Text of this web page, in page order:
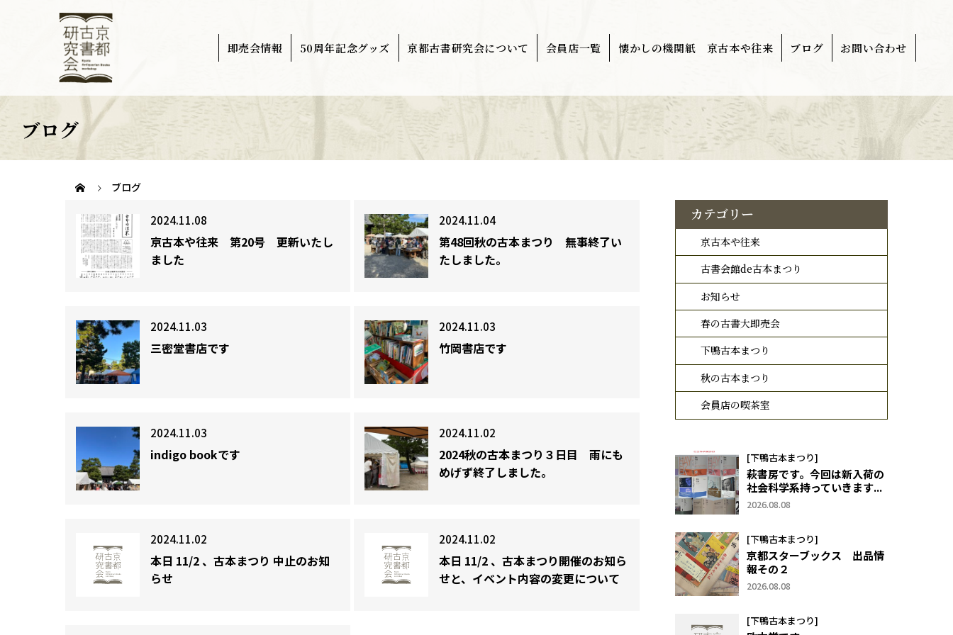
即売会情報 50周年記念グッズ 京都古書研究会について 会員店一覧 懐かしの機関紙 京古本や往来 ブログ お問い合わせ
ブログ
ブログ
2024.11.08
京古本や往来 第20号 更新いたし
ました
2024.11.04
第48回秋の古本まつり 無事終了い
たしました。
2024.11.03
三密堂書店です
2024.11.03
竹岡書店です
2024.11.03
indigo bookです
2024.11.02
2024秋の古本まつり３日目 雨にも
めげず終了しました。
2024.11.02
本日 11/2 、古本まつり 中止のお知
らせ
2024.11.02
本日 11/2 、古本まつり開催のお知ら
せと、イベント内容の変更について
カテゴリー
京古本や往来
古書会館de古本まつり
お知らせ
春の古書大即売会
下鴨古本まつり
秋の古本まつり
会員店の喫茶室
[下鴨古本まつり]
萩書房です。今回は新入荷の
社会科学系持っていきます...
2026.08.08
[下鴨古本まつり]
京都スターブックス 出品情
報その２
2026.08.08
[下鴨古本まつり]